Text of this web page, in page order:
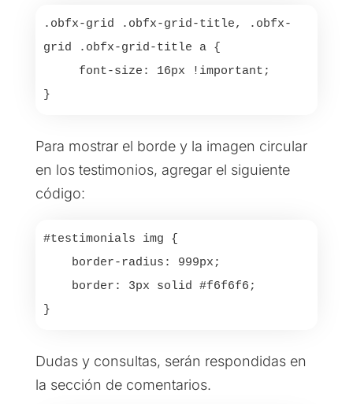
.obfx-grid .obfx-grid-title, .obfx-
grid .obfx-grid-title a {
font-size: 16px !important;
}
Para mostrar el borde y la imagen circular
en los testimonios, agregar el siguiente
código:
#testimonials img {
border-radius: 999px;
border: 3px solid #f6f6f6;
}
Dudas y consultas, serán respondidas en
la sección de comentarios.